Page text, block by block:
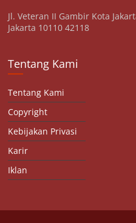
Jl. Veteran II Gambir Kota
Jakarta 10110 42118
Tentang Kami
Tentang Kami
Copyright
Kebijakan Privasi
Karir
Iklan